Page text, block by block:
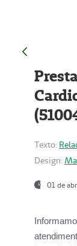
Texto:
Design:
01 de